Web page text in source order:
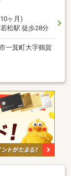
ヶ月)
松駅 徒歩28分
一箕町大字鶴賀